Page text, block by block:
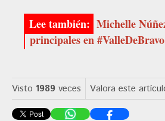
Michelle
principales en #ValleDeBravo
Visto 1989 veces Valora este